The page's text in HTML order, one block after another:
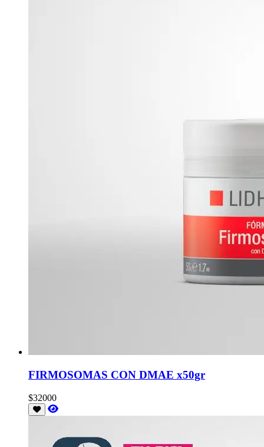
FIRMOSOMAS CON DMAE x50gr
$32000